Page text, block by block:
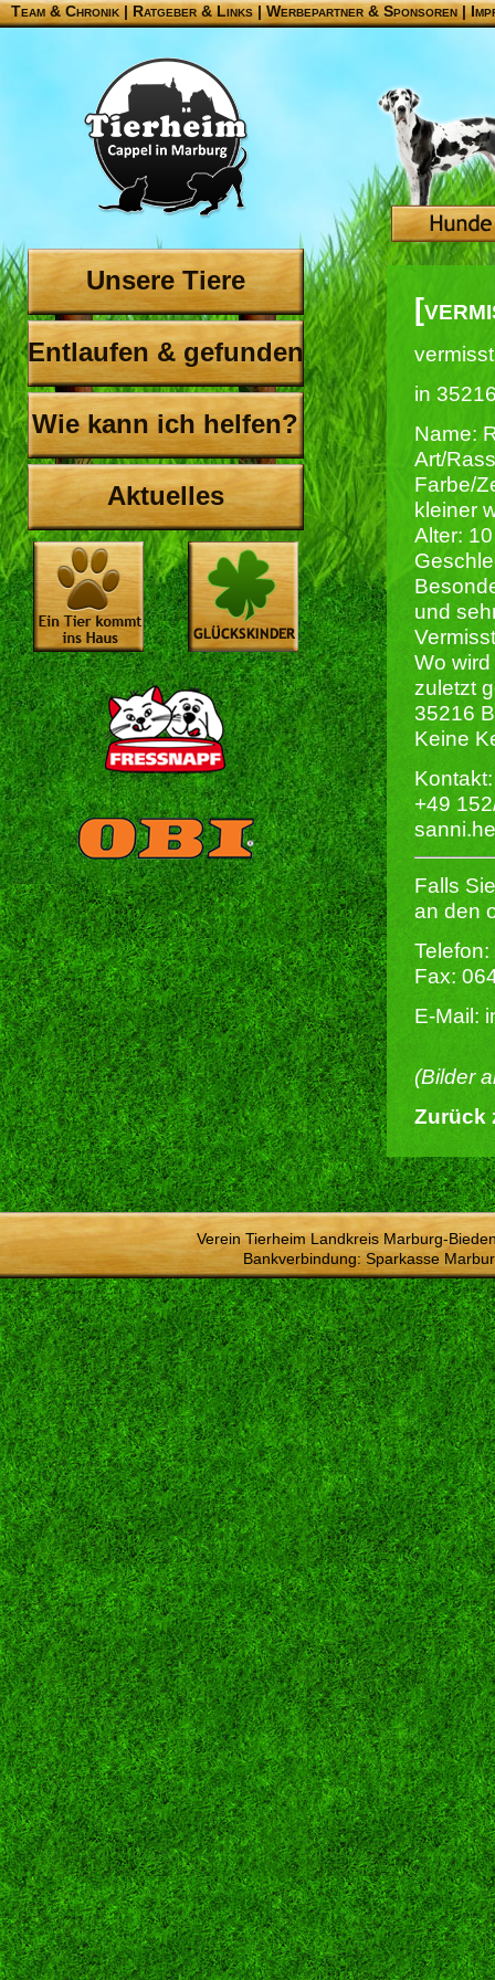
Team & Chronik |Ratgeber & Links|Werbepartner & Sponsoren|
Unsere Tiere
Entlaufen & gefunden
Wie kann ich helfen?
Aktuelles
in
Name:
Art/
Farbe/
kleiner
Alter: 10
und
Wo
zuletzt
35216
Keine
Kontakt:
+49
Falls
an den
Fax:
E-Mail:
(Bilder
Zurück
Verein Tierheim Landkreis Marburg-
Bankverbindung: Sparkasse